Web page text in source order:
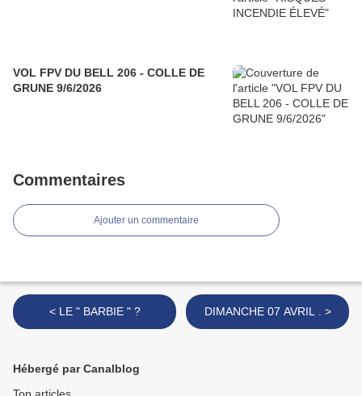
VOL FPV DU BELL 206 - COLLE DE
GRUNE 9/6/2026
Commentaires
Ajouter un commentaire
< LE " BARBIE " ? DIMANCHE 07 AVRIL . >
Hébergé par Canalblog